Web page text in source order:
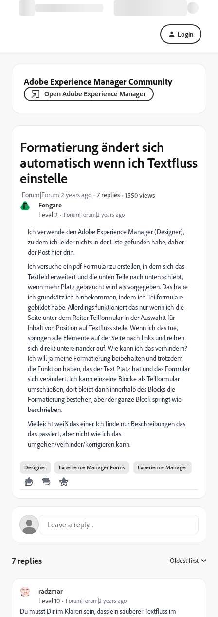
Login
Adobe Experience Manager Community
Open Adobe Experience Manager
F Fengare
Level 2 Forum|Forum|2 years ago
Formatierung ändert sich
automatisch wenn ich Textfluss
einstelle
Forum|Forum|2 years ago 7 replies 1550 views
Ich verwende den Adobe Experience Manager (Designer),
zu dem ich leider nichts in der Liste gefunden habe, daher
der Post hier drin.
Ich versuche ein pdf Formular zu erstellen, in dem sich das
Textfeld erweitert und die unten Teile nach unten schiebt,
wenn mehr Platz gebraucht wird als vorgegeben. Das habe
ich grundsätzlich hinbekommen, indem ich Teilformulare
gebildet habe. Allerdings funktioniert das nur wenn ich die
Seite unter dem Reiter Teilformular in der Auswahlt für
Inhalt von Position auf Textfluss stelle. Wenn ich das tue,
springen alle Elemente auf der Seite nach links und reihen
sich direkt untereinander auf. Wie kann ich das verhindern?
Ich will ja meine Formatierung beibehalten und trotzdem
die Funktion haben, das der Text Platz hat und das Formular
sich verändert. Ich kann einzelne Blöcke als Teilformular
umschließen, dort bleibt dann innerhalb des Blocks die
Formatierung bestehen, aber der ganze Block springt wie
beschrieben.
Vielleicht weiß das einer. Ich finde nur Beschreibungen das
das passiert, aber nicht wie ich das
umgehen/verhinder/korrigieren kann.
Designer Experience Manager Forms Experience Manager
7 replies Oldest first
radzmar
Level 10 Forum|Forum|2 years ago
Du musst Dir im Klaren sein, dass ein sauberer Textfluss im